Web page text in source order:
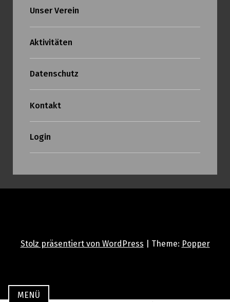
MENÜ
Unser Verein
Aktivitäten
Datenschutz
Kontakt
Login
Stolz präsentiert von WordPress Theme: Popper